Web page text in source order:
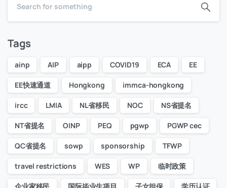
Tags
ainp AIP aipp COVID19 ECA EE
EE快速通道 Hongkong immca-hongkong
ircc LMIA NL省移民 NOC NS省提名
NT省提名 OINP PEQ pgwp PGWP cec
QC省提名 sowp sponsorship TFWP
travel restrictions WES WP 临时政策